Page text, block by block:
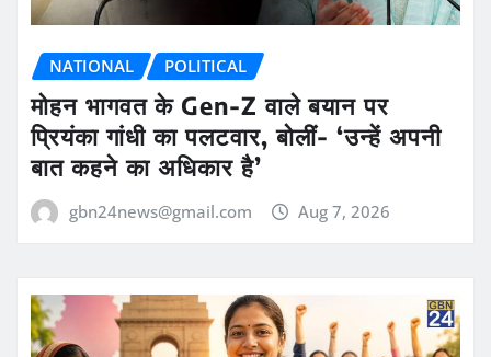
NATIONAL POLITICAL
मोहन भागवत के Gen-Z वाले बयान पर
प्रियंका गांधी का पलटवार, बोलीं- ‘उन्हें अपनी
बात कहने का अधिकार है’
gbn24news@gmail.com Aug 7, 2026